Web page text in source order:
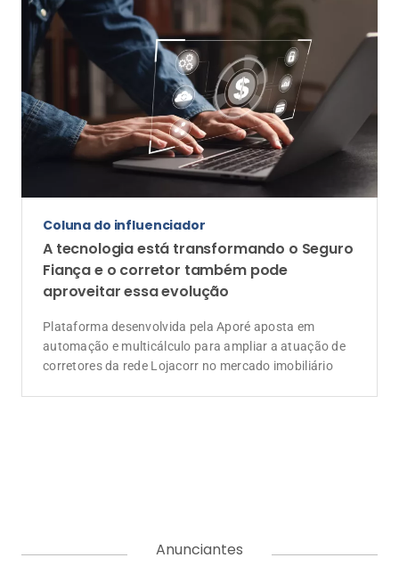
Coluna do influenciador
A tecnologia está transformando o Seguro
Fiança e o corretor também pode
aproveitar essa evolução
Plataforma desenvolvida pela Aporé aposta em
automação e multicálculo para ampliar a atuação de
corretores da rede Lojacorr no mercado imobiliário
Anunciantes